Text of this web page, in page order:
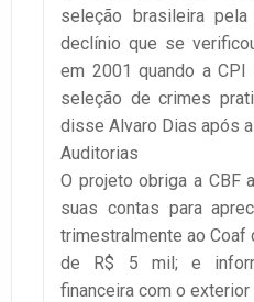
seleção brasileira
declínio que se
em 2001 quando a
seleção de crimes
disse Alvaro Dias após
Auditorias
O projeto obriga a CBF
suas contas para
trimestralmente ao Coaf
de R$ 5 mil; e
financeira com o exterior